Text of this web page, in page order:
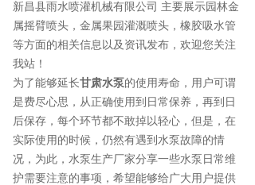
新昌县雨水喷灌机械有限公司 主要展示园林金
属摇臂喷头 ，金属果园灌溉喷头，橡胶吸水管
等方面的相关信息以及资讯发布，欢迎您关注
我站！
为了能够延长甘肃水泵的使用寿命，用户可谓
是费尽心思，从正确使用到日常保养，再到日
后保存，每个环节都不敢掉以轻心，但是，在
实际使用的时候，仍然有遇到水泵故障的情
况，为此，水泵生产厂家分享一些水泵日常维
护需要注意的事项，希望能够给广大用户提供